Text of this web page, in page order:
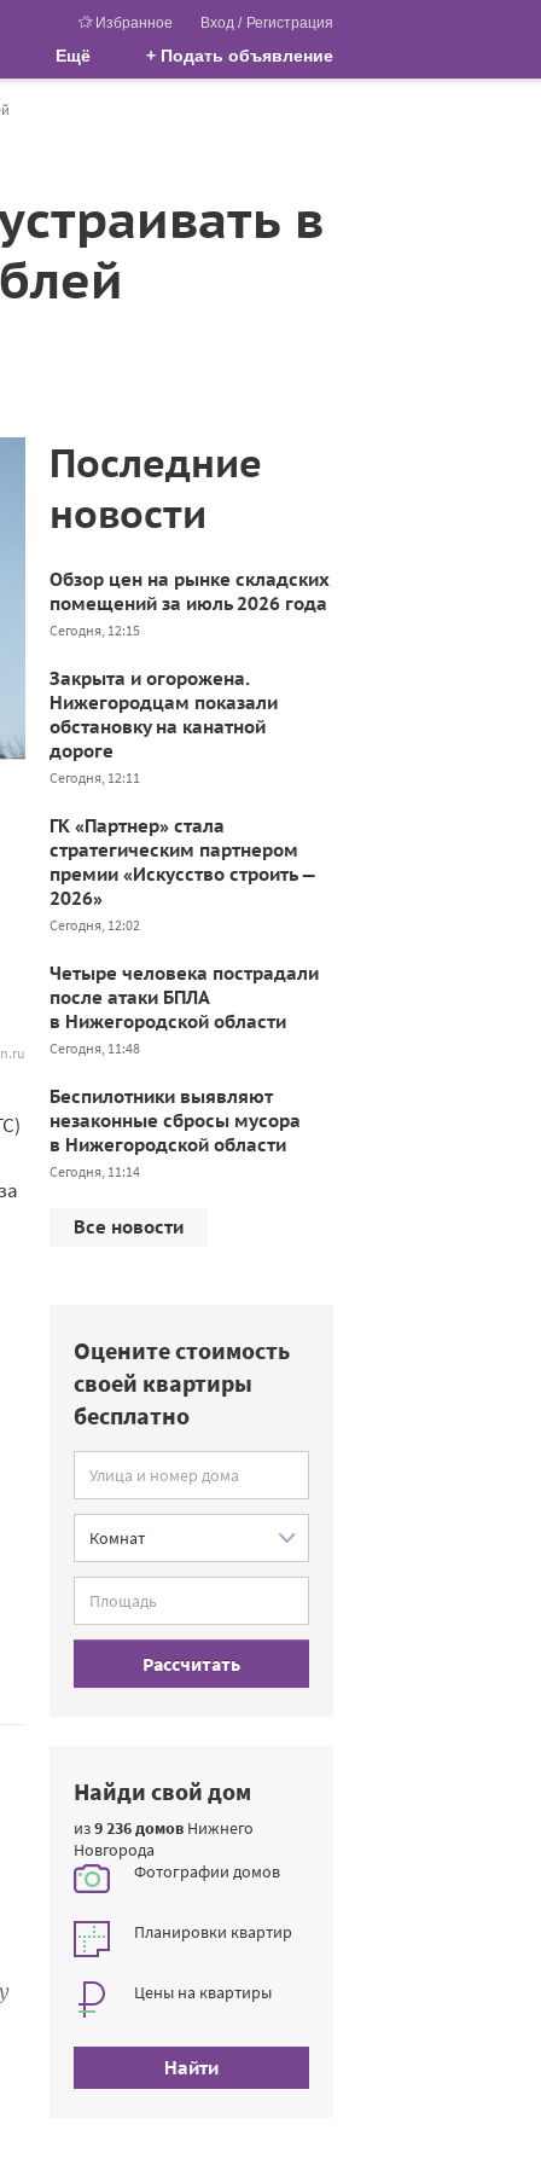
Избранное Вход / Регистрация
Ещё + Подать объявление
в
Последние
новости
Обзор цен на рынке складских
помещений за июль 2026 года
Сегодня, 12:15
Закрыта и огорожена.
Нижегородцам показали
обстановку на канатной
дороге
Сегодня, 12:11
ГК «Партнер» стала
стратегическим партнером
премии «Искусство строить —
2026»
Сегодня, 12:02
Четыре человека пострадали
после атаки БПЛА
в Нижегородской области
Сегодня, 11:48
Беспилотники выявляют
незаконные сбросы мусора
в Нижегородской области
Сегодня, 11:14
Все новости
Оцените стоимость
своей квартиры
бесплатно
Рассчитать
Найди свой дом
из9 236 домов Нижнего
Новгорода
Фотографии домов
Планировки квартир
Цены на квартиры
Найти